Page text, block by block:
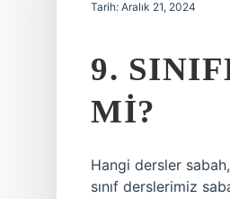
Tarih: Aralık 21, 2024
9.
MI?
Hangi dersler
sınıf derslerimiz